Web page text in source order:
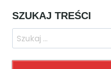
SZUKAJ TREŚCI
Szukaj: